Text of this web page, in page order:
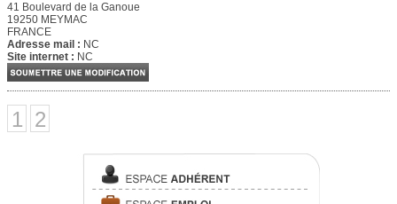
41 Boulevard de la Ganoue
19250 MEYMAC
FRANCE
Adresse mail : NC
Site internet : NC
1 2